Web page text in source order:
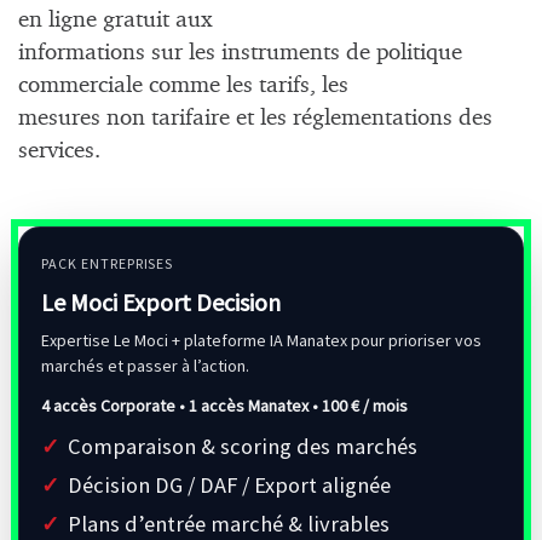
en ligne gratuit aux
informations sur les instruments de politique
commerciale comme les tarifs, les
mesures non tarifaire et les réglementations des
services.
PACK ENTREPRISES
Le Moci Export Decision
Expertise Le Moci + plateforme IA Manatex pour prioriser vos
marchés et passer à l’action.
4 accès Corporate • 1 accès Manatex •100 € / mois
Comparaison & scoring des marchés
Décision DG / DAF / Export alignée
Plans d’entrée marché & livrables